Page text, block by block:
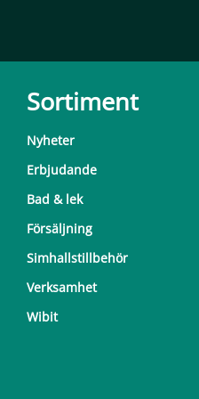
Sortiment
Nyheter
Erbjudande
Bad & lek
Försäljning
Simhallstillbehör
Verksamhet
Wibit